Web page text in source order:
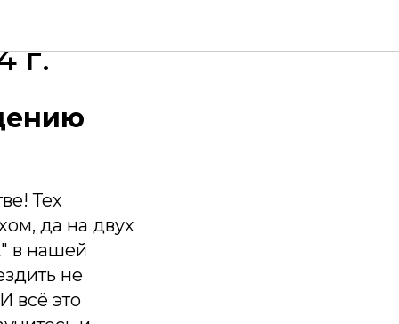
г.
Тех
да на двух
в нашей
не
всё это